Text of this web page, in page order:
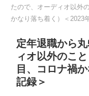
たので、オーディオ以外
かなり落ち着く）＜2023
定年退職から
ィオ以外のこ
目、コロナ禍
記録＞